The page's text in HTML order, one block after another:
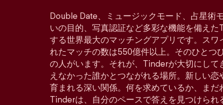
Double Date、ミュージックモード、占星術
いの目的、写真認証など多彩な機能を備え
する世界最大のマッチングアプリです。ス
れたマッチの数は550億件以上。そのひとつ
の人がいます。それが、Tinderが大切にして
えなかった誰かとつながれる場所。新しい
育まれる深い関係。何を求めているか、まだ
Tinderは、自分のペースで答えを見つけられ